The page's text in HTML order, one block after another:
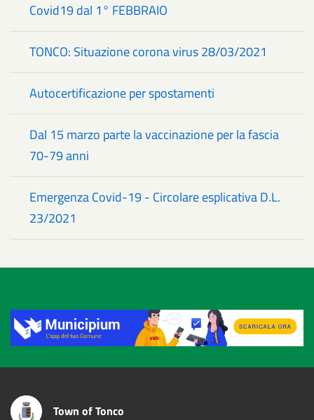
Covid19 dal 1° FEBBRAIO
TONCO: Situazione corona virus 28/03/2021
Autocertificazione per spostamenti
Dal 15 marzo parte la vaccinazione per la fascia
70-79 anni
Emergenza Covid-19 - Circolare esplicativa D.L.
23/2021
Title
Town of Tonco